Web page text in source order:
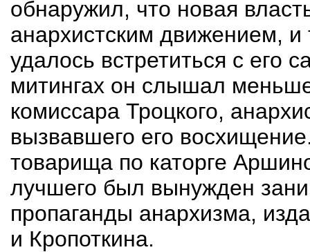
обнаружил, что новая
анархистским движением,
удалось встретиться с
митингах он слышал
комиссара Троцкого,
вызвавшего его
товарища по каторге
лучшего был вынужден
пропаганды анархизма,
и Кропоткина.